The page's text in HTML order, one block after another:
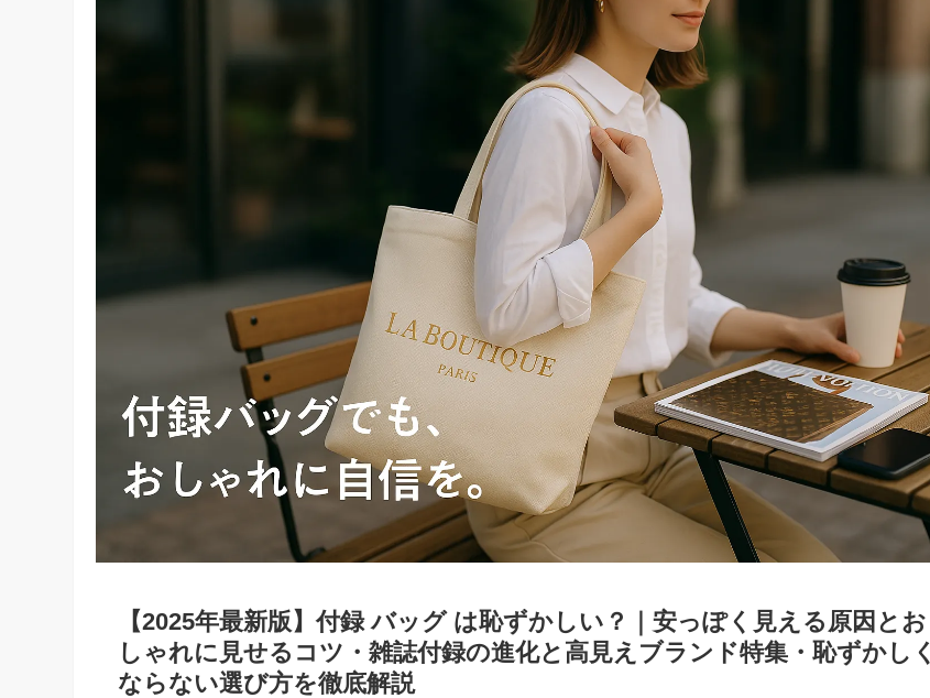
【2025年最新版】付録 バッグ は恥ずかしい？｜安っぽく見える原因とお
しゃれに見せるコツ・雑誌付録の進化と高見えブランド特集・恥ずかしく
ならない選び方を徹底解説